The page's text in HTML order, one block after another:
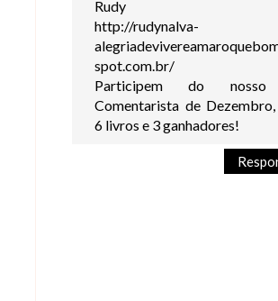
Rudy
http://rudynalva-
spot.com.br/
Participem do
Comentarista de
6 livros e 3 ganhadores!